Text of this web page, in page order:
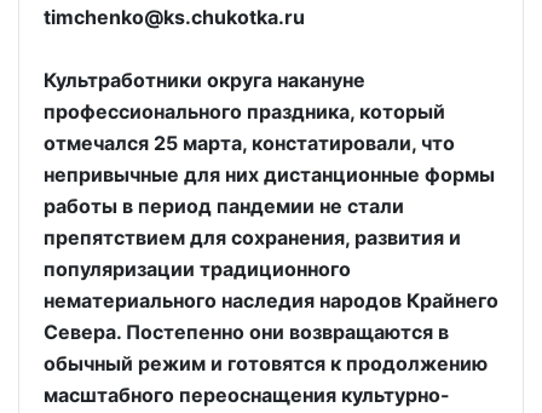
timchenko@ks.chukotka.ru
Культработники округа накануне
профессионального праздника, который
отмечался 25 марта, констатировали, что
непривычные для них дистанционные формы
работы в период пандемии не стали
препятствием для сохранения, развития и
популяризации традиционного
нематериального наследия народов Крайнего
Севера. Постепенно они возвращаются в
обычный режим и готовятся к продолжению
масштабного переоснащения культурно-